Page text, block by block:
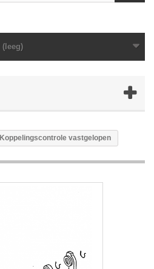
(leeg)
Koppelingscontrole vastgelopen